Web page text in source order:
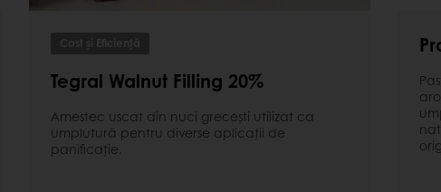
Cost și Eficiență
Tegral Walnut Filling 20%
Amestec uscat din nuci grecești utilizat ca
umplutură pentru diverse aplicaţii de
panificație.